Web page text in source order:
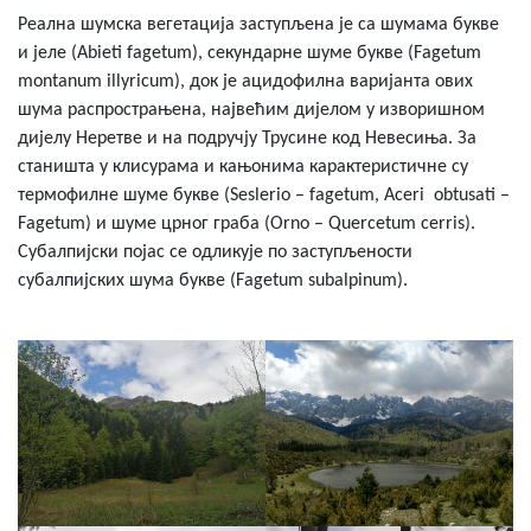
Реална шумска вегетација заступљена је са шумама букве
и јеле (Abieti fagetum), секундарне шуме букве (Fagetum
montanum illyricum), док је ацидофилна варијанта ових
шума распрострањена, највећим дијелом у изворишном
дијелу Неретве и на подручју Трусине код Невесиња. За
станишта у клисурама и кањонима карактеристичне су
термофилне шуме букве (Seslerio – fagetum, Aceri obtusati –
Fagetum) и шуме црног граба (Orno – Quercetum cerris).
Субалпијски појас се одликује по заступљености
субалпијских шума букве (Fagetum subalpinum).